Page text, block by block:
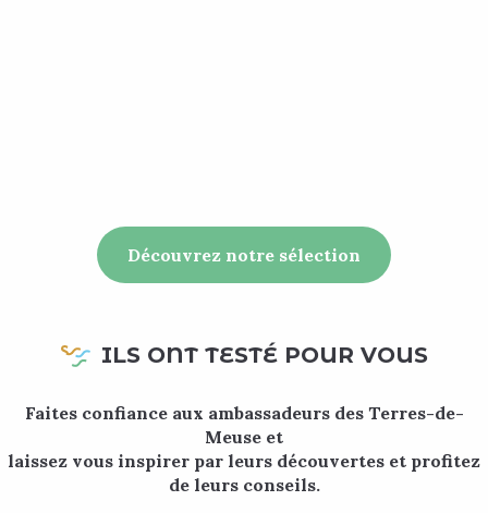
Découvrez notre sélection
ILS ONT TESTÉ POUR VOUS
Faites confiance aux ambassadeurs des Terres-de-
Meuse et
laissez vous inspirer par leurs découvertes et profitez
de leurs conseils.